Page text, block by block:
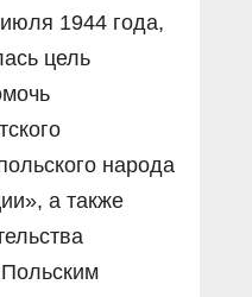
1944 года,
цель
народа
а также